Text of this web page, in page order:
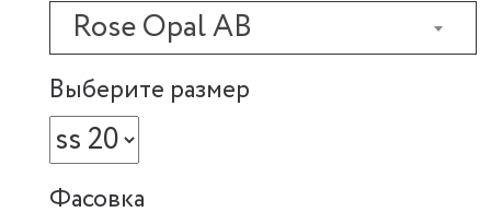
Rose Opal AB
Выберите размер
Фасовка